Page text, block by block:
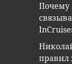
Почему